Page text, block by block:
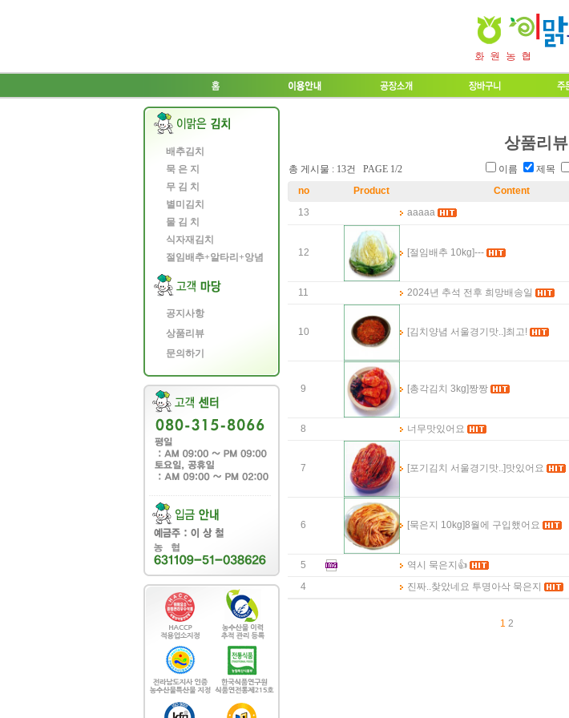
배추김치
묵 은 지
무 김 치
별미김치
물 김 치
식자재김치
절임배추+알타리+앙념
공지사항
상품리뷰
문의하기
상품리뷰
총 게시물 : 13건 PAGE 1/2 이름 제목
no
Product Content
13
aaaaa
12 [절임배추 10kg]---
11 2024년 추석 전후 희망배송일
10 [김치양념 서울경기맛..]최고!
9 [총각김치 3kg]짱짱
8 너무맛있어요
7 [포기김치 서울경기맛..]맛있어요
6 [묵은지 10kg]8월에 구입했어요
5 역시 묵은지👍
4
진짜..찾았네요 투명아삭 묵은지
1 2